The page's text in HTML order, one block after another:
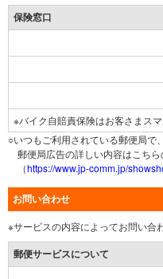
保険窓口
※バイク自賠責保険はお客さまス
○いつもご利用されている郵便局で
郵便局広告の詳しい内容はこちら
（https://www.jp-comm.jp/
お問い合わせ
※サービスの内容によってお問い合
郵便サービスについて